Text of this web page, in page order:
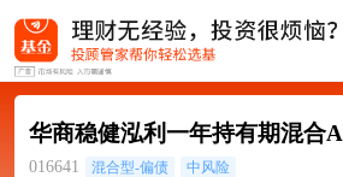
华商稳健泓利一年持有期混合A
016641 混合型-偏债 中风险